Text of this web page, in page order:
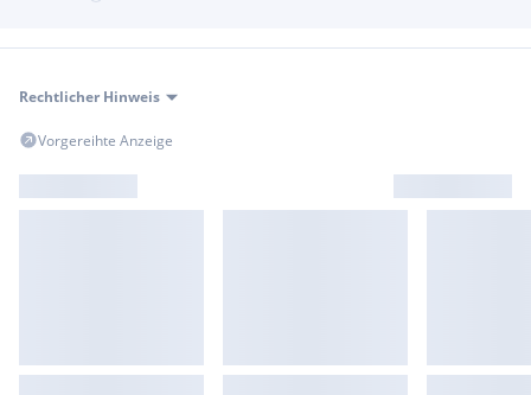
Royal Alloy
Displays runden die Symbiose zwischen Klassik und Moderne
ab.
PROBEFAHREN
Rechtlicher Hinweis
Vorgereihte Anzeige